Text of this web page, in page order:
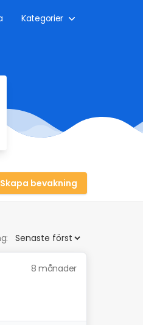
Kategorier
Skapa bevakning
8 månader